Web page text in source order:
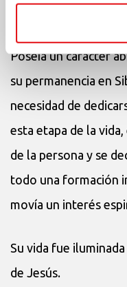
Poseía un carácter
su permanencia en
necesidad de
esta etapa de la
de la persona y se
todo una formación
movía un interés
Su vida fue
de Jesús.